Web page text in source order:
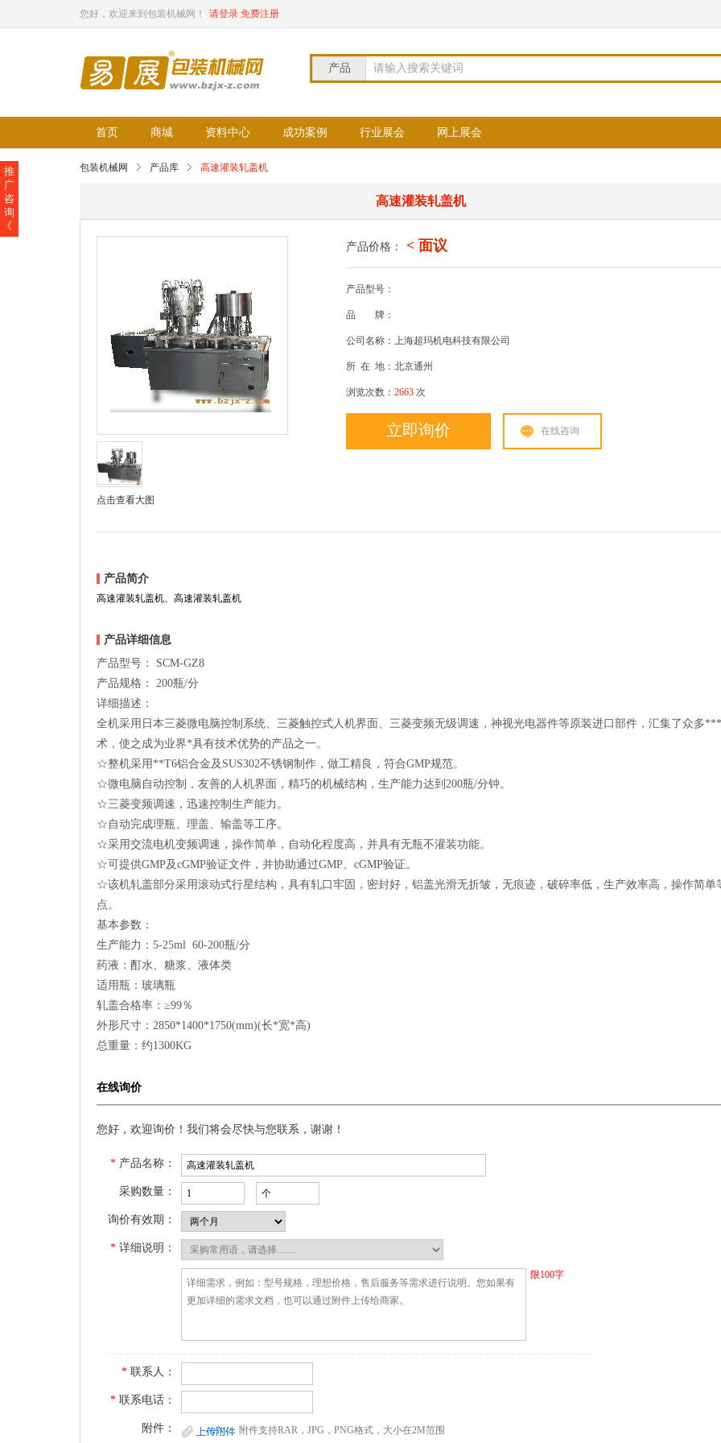
您好，欢迎来到包装机械网！ 请登录 免费注册
产品 请输入搜索关键词
首页 商城 资料中心 成功案例 行业展会 网上展会
包装机械网 产品库 高速灌装轧盖机
高速灌装轧盖机
点击查看大图
产品价格： < 面议
产品型号：
品 牌：
公司名称：上海超玛机电科技有限公司
所 在 地：北京通州
浏览次数： 2663 次
立即询价 在线咨询
产品简介
高速灌装轧盖机、高速灌装轧盖机
产品详细信息
产品型号： SCM-GZ8
产品规格： 200瓶/分
详细描述：
全机采用日本三菱微电脑控制系统、三菱触控式人机界面、三菱变频无级调速，神视光电器件等原装进口部件，汇集了众多
术，使之成为业界*具有技术优势的产品之一。
☆整机采用**T6铝合金及SUS302不锈钢制作，做工精良，符合GMP规范。
☆微电脑自动控制，友善的人机界面，精巧的机械结构，生产能力达到200瓶/分钟。
☆三菱变频调速，迅速控制生产能力。
☆自动完成理瓶、理盖、输盖等工序。
☆采用交流电机变频调速，操作简单，自动化程度高，并具有无瓶不灌装功能。
☆可提供GMP及cGMP验证文件，并协助通过GMP、cGMP验证。
☆该机轧盖部分采用滚动式行星结构，具有轧口牢固，密封好，铝盖光滑无折皱，无痕迹，破碎率低，生产效率高，操作简单
点。
基本参数：
生产能力：5-25ml 60-200瓶/分
药液：酊水、糖浆、液体类
适用瓶：玻璃瓶
轧盖合格率：≥99％
外形尺寸：2850*1400*1750(mm)(长*宽*高)
总重量：约1300KG
在线询价
您好，欢迎询价！我们将会尽快与您联系，谢谢！
* 产品名称：
采购数量：
询价有效期：
* 详细说明：
限100字
* 联系人：
* 联系电话：
附件： 附件支持RAR，JPG，PNG格式，大小在2M范围
推
广
咨
询
《